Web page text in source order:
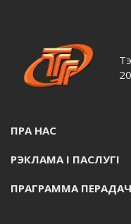
ПРА НАС
РЭКЛАМА I ПАСЛУГI
ПРАГРАММА ПЕРАДАЧ